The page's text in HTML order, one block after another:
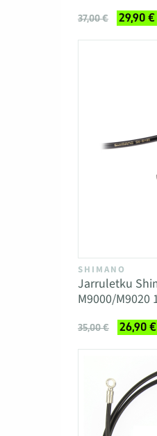
37,00 € 29,90 €
SHIMANO
Jarruletku
M9000/M9020
35,00 € 26,90 €